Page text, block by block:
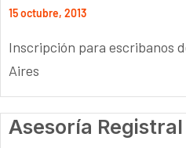
15 octubre, 2013
Inscripción para escribanos
Aires
Asesoría Registral